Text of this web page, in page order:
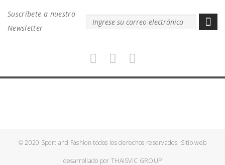
Suscríbete a nuestro
Newsletter
© 2020 Sport and Fashion todos los derechos reservados. Sitio web
desarrollado por THAISVIC GROUP